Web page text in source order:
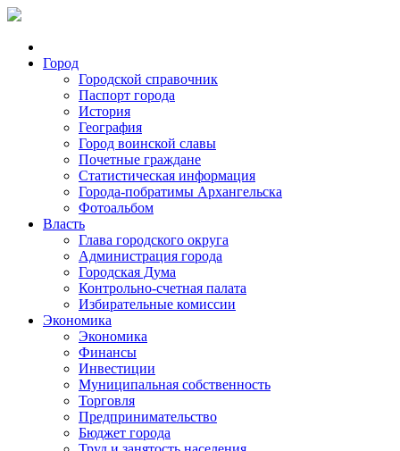
Город
Городской справочник
Паспорт города
История
География
Город воинской славы
Почетные граждане
Статистическая информация
Города-побратимы Архангельска
Фотоальбом
Власть
Глава городского округа
Администрация города
Городская Дума
Контрольно-счетная палата
Избирательные комиссии
Экономика
Экономика
Финансы
Инвестиции
Муниципальная собственность
Торговля
Предпринимательство
Бюджет города